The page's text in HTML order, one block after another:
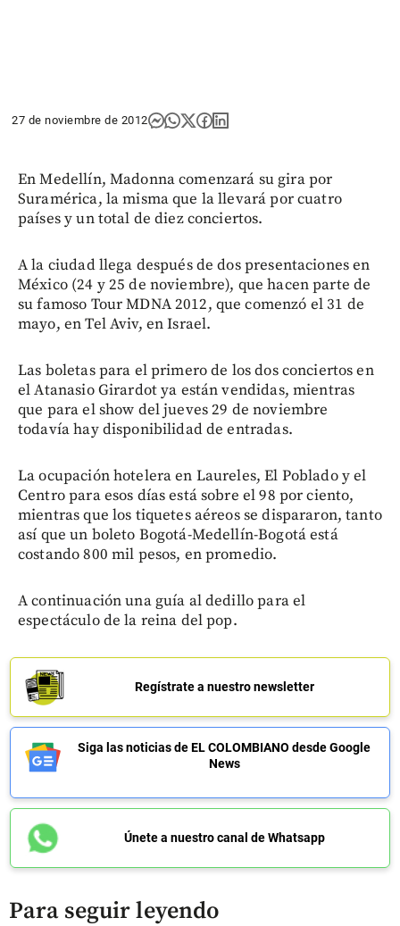
27 de noviembre de 2012
En Medellín, Madonna comenzará su gira por
Suramérica, la misma que la llevará por cuatro
países y un total de diez conciertos.
A la ciudad llega después de dos presentaciones en
México (24 y 25 de noviembre), que hacen parte de
su famoso Tour MDNA 2012, que comenzó el 31 de
mayo, en Tel Aviv, en Israel.
Las boletas para el primero de los dos conciertos en
el Atanasio Girardot ya están vendidas, mientras
que para el show del jueves 29 de noviembre
todavía hay disponibilidad de entradas.
La ocupación hotelera en Laureles, El Poblado y el
Centro para esos días está sobre el 98 por ciento,
mientras que los tiquetes aéreos se dispararon, tanto
así que un boleto Bogotá-Medellín-Bogotá está
costando 800 mil pesos, en promedio.
A continuación una guía al dedillo para el
espectáculo de la reina del pop.
Regístrate a nuestro newsletter
Siga las noticias de EL COLOMBIANO desde Google
News
Únete a nuestro canal de Whatsapp
Para seguir leyendo